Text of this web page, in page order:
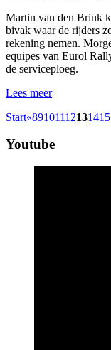
Martin van den Brink
bivak waar de rijders
rekening nemen.
equipes van Eurol
de serviceploeg.
Lees meer
Start«89101112131415
Youtube